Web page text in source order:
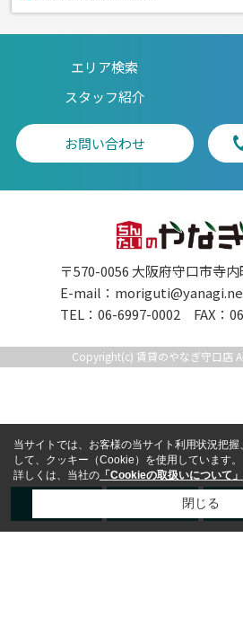
エリア検索
スタッフ紹介
お問い合わせ
〒570-0056 大阪府守口市寺
E-mail：
TEL：06-6997-0002 FAX：
Copyright(c) 賃貸のやなぎ守口店
当サイトでは、お客様の当サイト利用状況把
して、クッキー（Cookie）を使用しています。
詳しくは、当社の 「Cookieの取扱いについて」
閉じる